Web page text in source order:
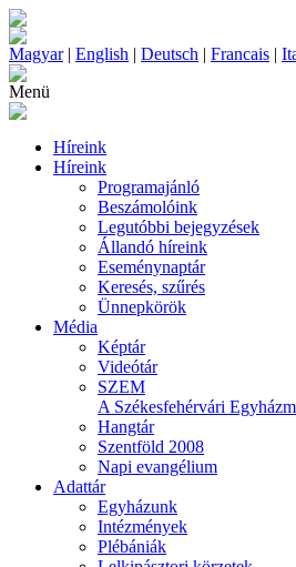
Magyar| English | Deutsch | Francais |
Menü
Híreink
Híreink
Programajánló
Beszámolóink
Legutóbbi bejegyzések
Állandó híreink
Eseménynaptár
Keresés, szűrés
Ünnepkörök
Média
Képtár
Videótár
SZEM
A Székesfehérvári
Hangtár
Szentföld 2008
Napi evangélium
Adattár
Egyházunk
Intézmények
Plébániák